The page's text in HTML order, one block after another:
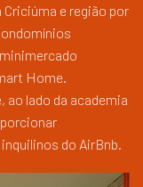
e região por
Home.
ao lado da academia
do AirBnb.